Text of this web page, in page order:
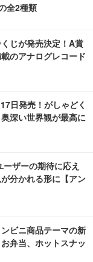
全2種類
くじが発売決定！A賞
のアナログレコード
日発売！がしゃどく
深い世界観が最高に
ーザーの期待に応え
分かれる形に【アン
ビニ商品テーマの新
弁当、ホットスナッ